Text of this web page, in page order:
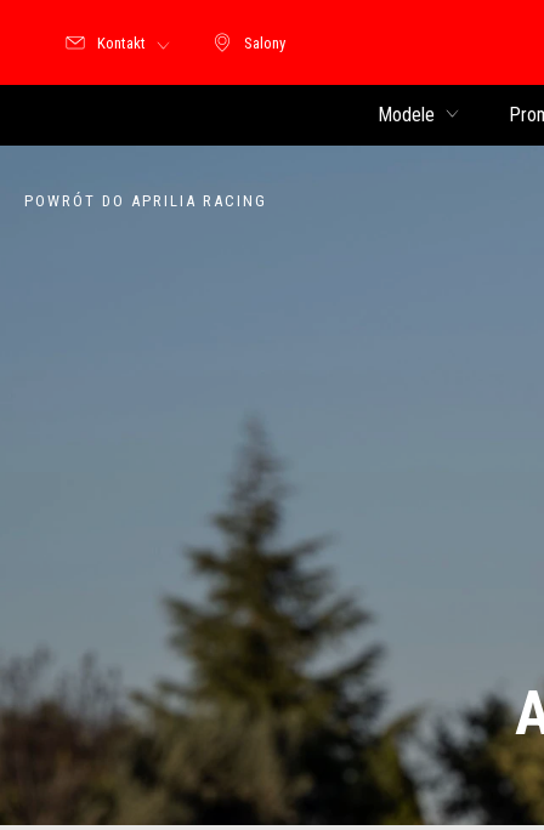
Salony
Salony
Kontakt
Modele
POWRÓT DO APRILIA RACING